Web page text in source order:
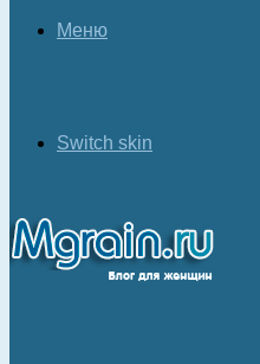
Меню
Switch skin